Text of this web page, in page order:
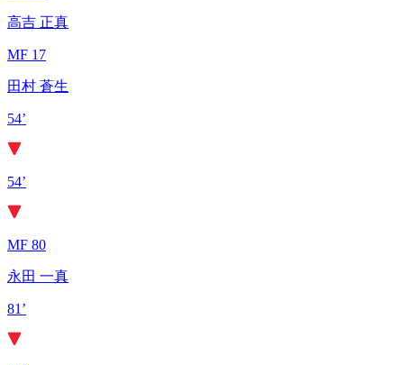
高吉 正真
MF 17
田村 蒼生
54’
54’
MF 80
永田 一真
81’